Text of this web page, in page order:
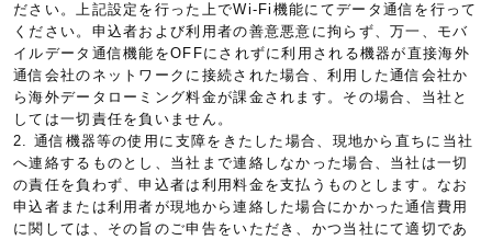
ださい。上記設定を行った上でWi-Fi機能にてデータ通信を行って
ください。申込者および利用者の善意悪意に拘らず、万一、モバ
イルデータ通信機能をOFFにされずに利用される機器が直接海外
通信会社のネットワークに接続された場合、利用した通信会社か
ら海外データローミング料金が課金されます。その場合、当社と
しては一切責任を負いません。
2. 通信機器等の使用に支障をきたした場合、現地から直ちに当社
へ連絡するものとし、当社まで連絡しなかった場合、当社は一切
の責任を負わず、申込者は利用料金を支払うものとします。なお
申込者または利用者が現地から連絡した場合にかかった通信費用
に関しては、その旨のご申告をいただき、かつ当社にて適切であ